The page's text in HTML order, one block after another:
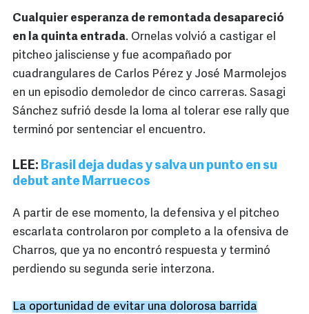
Cualquier esperanza de remontada desapareció
en la quinta entrada. Ornelas volvió a castigar el
pitcheo jalisciense y fue acompañado por
cuadrangulares de Carlos Pérez y José Marmolejos
en un episodio demoledor de cinco carreras. Sasagi
Sánchez sufrió desde la loma al tolerar ese rally que
terminó por sentenciar el encuentro.
LEE: Brasil deja dudas y salva un punto en su
debut ante Marruecos
A partir de ese momento, la defensiva y el pitcheo
escarlata controlaron por completo a la ofensiva de
Charros, que ya no encontró respuesta y terminó
perdiendo su segunda serie interzona.
La oportunidad de evitar una dolorosa barrida